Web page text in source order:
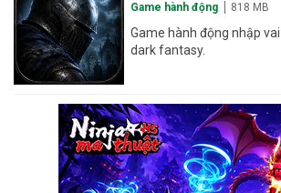
Game hành động 818 MB
Game hành động nhập
dark fantasy.